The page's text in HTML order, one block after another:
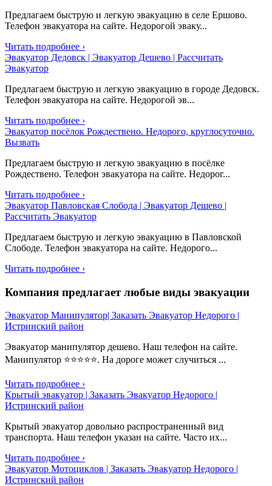
Предлагаем быструю и легкую эвакуацию в селе Ершово.
Телефон эвакуатора на сайте. Недорогой эваку...
Читать подробнее ›
Эвакуатор Дедовск | Эвакуатор Дешево | Рассчитать
Эвакуатор
Предлагаем быструю и легкую эвакуацию в городе Дедовск.
Телефон эвакуатора на сайте. Недорогой эв...
Читать подробнее ›
Эвакуатор посёлок Рождествено. Недорого, круглосуточно.
Вызвать
Предлагаем быструю и легкую эвакуацию в посёлке
Рождествено. Телефон эвакуатора на сайте. Недорог...
Читать подробнее ›
Эвакуатор Павловская Слобода | Эвакуатор Дешево |
Рассчитать Эвакуатор
Предлагаем быструю и легкую эвакуацию в Павловской
Слободе. Телефон эвакуатора на сайте. Недорого...
Читать подробнее ›
Компания предлагает любые виды эвакуации
Эвакуатор Манипулятор| Заказать Эвакуатор Недорого |
Истринский район
Эвакуатор манипулятор дешево. Наш телефон на сайте.
Манипулятор ⭐⭐⭐⭐⭐. На дороге может случиться ...
Читать подробнее ›
Крытый эвакуатор | Заказать Эвакуатор Недорого |
Истринский район
Крытый эвакуатор довольно распространенный вид
транспорта. Наш телефон указан на сайте. Часто их...
Читать подробнее ›
Эвакуатор Мотоциклов | Заказать Эвакуатор Недорого |
Истринский район